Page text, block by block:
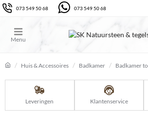
073 549 50 68 073 549 50 68
Huis & Accessoires Badkamer Badkamer
Leveringen Klantenservice